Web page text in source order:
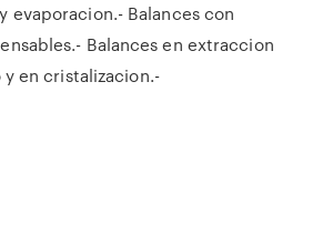
evaporacion.- Balances con
Balances en extraccion
en cristalizacion.-